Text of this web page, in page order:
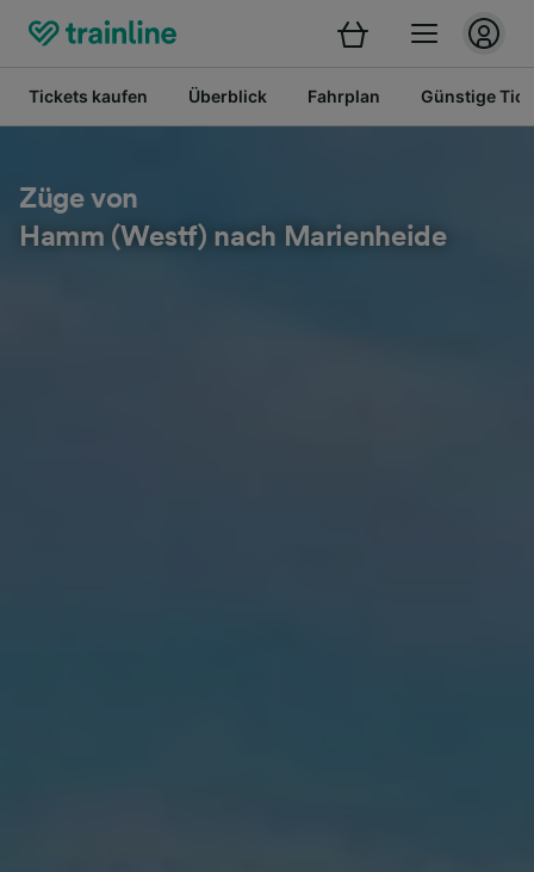
Tickets kaufen Überblick Fahrplan Günstige
Züge von
Hamm (Westf) nach Marienheide